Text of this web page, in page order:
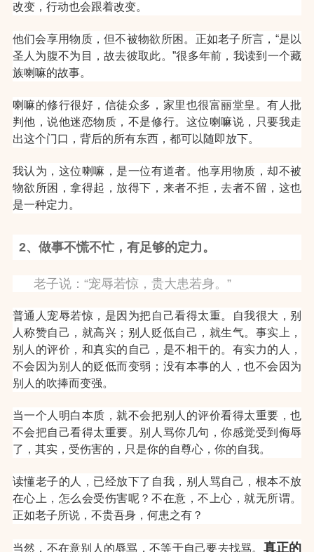
改变，行动也会跟着改变。
他们会享用物质，但不被物欲所困。正如老子所言，“是以
圣人为腹不为目，故去彼取此。”很多年前，我读到一个藏
族喇嘛的故事。
喇嘛的修行很好，信徒众多，家里也很富丽堂皇。有人批
判他，说他迷恋物质，不是修行。这位喇嘛说，只要我走
出这个门口，背后的所有东西，都可以随即放下。
我认为，这位喇嘛，是一位有道者。他享用物质，却不被
物欲所困，拿得起，放得下，来者不拒，去者不留，这也
是一种定力。
2、做事不慌不忙，有足够的定力。
老子说：“宠辱若惊，贵大患若身。”
普通人宠辱若惊，是因为把自己看得太重。自我很大，别
人称赞自己，就高兴；别人贬低自己，就生气。事实上，
别人的评价，和真实的自己，是不相干的。有实力的人，
不会因为别人的贬低而变弱；没有本事的人，也不会因为
别人的吹捧而变强。
当一个人明白本质，就不会把别人的评价看得太重要，也
不会把自己看得太重要。别人骂你几句，你感觉受到侮辱
了，其实，受伤害的，只是你的自尊心，你的自我。
读懂老子的人，已经放下了自我，别人骂自己，根本不放
在心上，怎么会受伤害呢？不在意，不上心，就无所谓。
正如老子所说，不贵吾身，何患之有？
当然，不在意别人的辱骂，不等于自己要去找骂。 真正的